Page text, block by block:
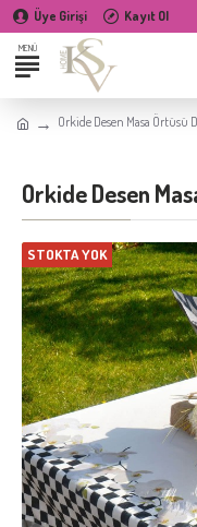
Üye Girişi Kayıt Ol
Orkide Desen Masa Örtüsü
Orkide Desen
STOKTA YOK